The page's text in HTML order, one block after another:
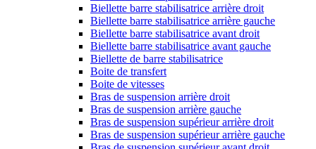
Biellette barre stabilisatrice arrière droit
Biellette barre stabilisatrice arrière gauche
Biellette barre stabilisatrice avant droit
Biellette barre stabilisatrice avant gauche
Biellette de barre stabilisatrice
Boite de transfert
Boite de vitesses
Bras de suspension arrière droit
Bras de suspension arrière gauche
Bras de suspension supérieur arrière droit
Bras de suspension supérieur arrière gauche